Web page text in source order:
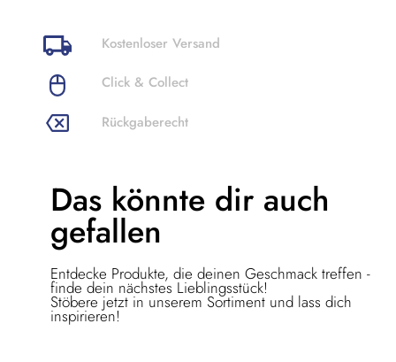
Kostenloser Versand
Click & Collect
Rückgaberecht
Das könnte dir auch
gefallen
Entdecke Produkte, die deinen Geschmack treffen -
finde dein nächstes Lieblingsstück!
Stöbere jetzt in unserem Sortiment und lass dich
inspirieren!